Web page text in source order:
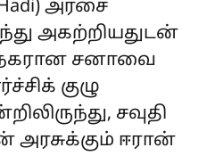
Hadi) அரசை
அகற்றியதுடன்
சனாவை
குழு
சவுதி
அரசுக்கும் ஈரான்